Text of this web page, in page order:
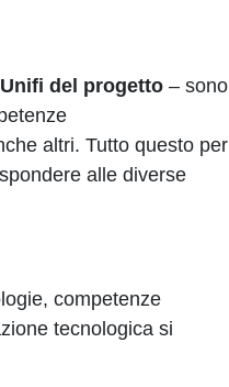
del progetto – sono
altri. Tutto questo per
alle diverse
competenze
tecnologica si